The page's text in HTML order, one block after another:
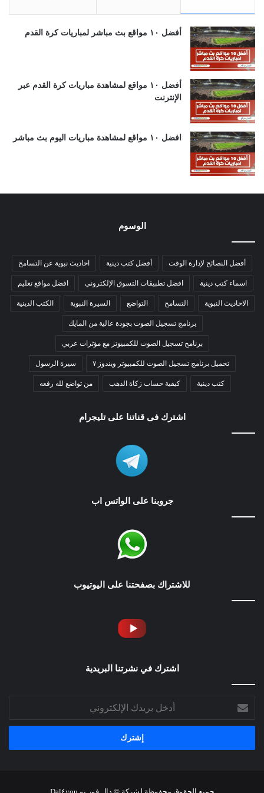
أفضل ١٠ مواقع بث مباشر لمباريات كرة القدم
أفضل ١٠ مواقع لمشاهدة مباريات كرة القدم عبر
الإنترنت
افضل ١٠ مواقع لمشاهدة مباريات اليوم بث مباشر
الوسوم
أفضل النصائح لإدارة الوقت أفضل كتب دينية احاديث نبوية عن التسامح
اسماء كتب دينية افضل تطبيقات التسوق الإلكتروني افضل مواقع تعليم
الاحاديث النبوية التسامح التواضع السيرة النبوية الكتب الدينية
برنامج تسجيل الصوت بجودة عالية من المايك
برنامج تسجيل الصوت للكمبيوتر مع مؤثرات عربي
تحميل برنامج تسجيل الصوت للكمبيوتر ويندوز ٧ سيرة الرسول
كتب دينية كيفية حساب زكاة الذهب من تواضع لله رفعه
اشترك فى قناتنا على تليجرام
جروبنا على الواتس اب
للاشتراك بصفحتنا على اليوتيوب
اشترك في نشرتنا البريدية
بريدك
الإلكتروني